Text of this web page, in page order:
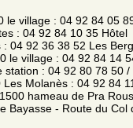
le village : 04 92 84 05
: 04 92 84 10 35 Hôtel
04 92 36 38 52 Les
le village : 04 92 84 14
: 04 92 80 78 50 /
Molanès : 04 92 84
hameau de Pra
Bayasse - Route du Col